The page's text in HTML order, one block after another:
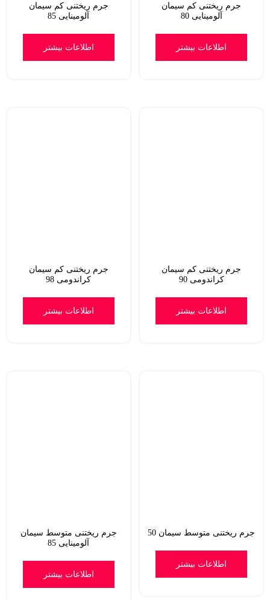
جرم ریختنی کم سیمان
آلومینایی 80
اطلاعات بیشتر
جرم ریختنی کم سیمان
آلومینایی 85
اطلاعات بیشتر
جرم ریختنی کم سیمان
کراندومی 90
اطلاعات بیشتر
جرم ریختنی کم سیمان
کراندومی 98
اطلاعات بیشتر
جرم ریختنی متوسط سیمان 50
اطلاعات بیشتر
جرم ریختنی متوسط سیمان
آلومینایی 85
اطلاعات بیشتر